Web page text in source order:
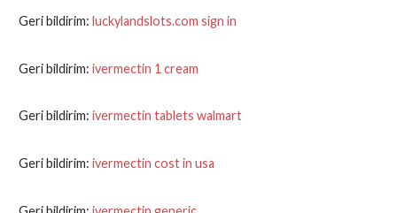
Geri bildirim: luckylandslots.com sign in
Geri bildirim: ivermectin 1 cream
Geri bildirim: ivermectin tablets walmart
Geri bildirim: ivermectin cost in usa